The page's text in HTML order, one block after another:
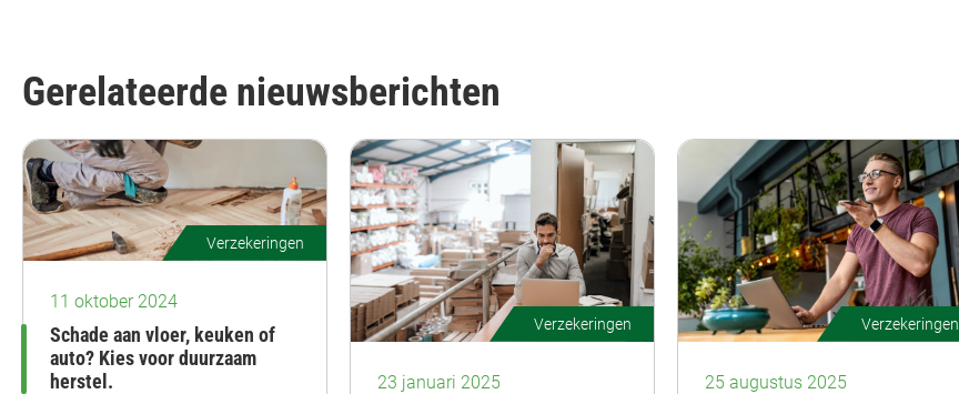
Gerelateerde nieuwsberichten
Verzekeringen
11 oktober 2024
Schade aan vloer, keuken of
auto? Kies voor duurzaam
herstel.
Verzekeringen
23 januari 2025
Verzekeringen
25 augustus 2025